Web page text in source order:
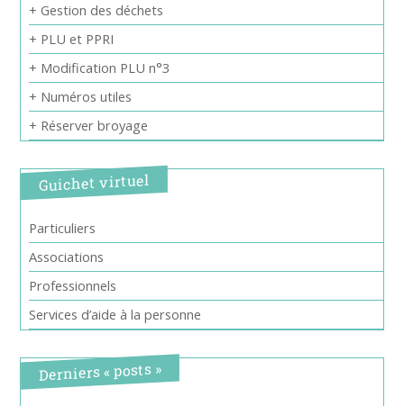
+ Gestion des déchets
+ PLU et PPRI
+ Modification PLU n°3
+ Numéros utiles
+ Réserver broyage
Guichet virtuel
Particuliers
Associations
Professionnels
Services d’aide à la personne
Derniers « posts »